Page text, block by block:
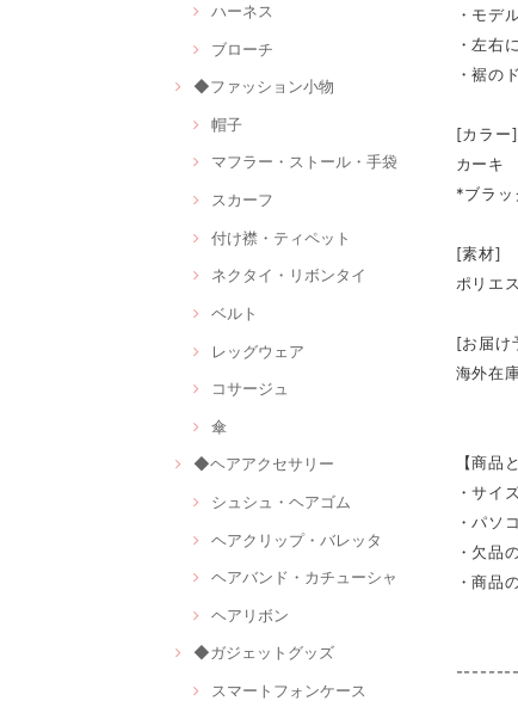
ハーネス
ブローチ
◆ファッション小物
帽子
マフラー・ストール・手袋
スカーフ
付け襟・ティペット
ネクタイ・リボンタイ
ベルト
レッグウェア
コサージュ
傘
◆ヘアアクセサリー
シュシュ・ヘアゴム
ヘアクリップ・バレッタ
ヘアバンド・カチューシャ
ヘアリボン
◆ガジェットグッズ
スマートフォンケース
・モデ
・左右
・裾の
[カラー]
カーキ
*ブラッ
[素材]
ポリエ
[お届け
海外在
【商品
・サイ
・パソ
・欠品
・商品